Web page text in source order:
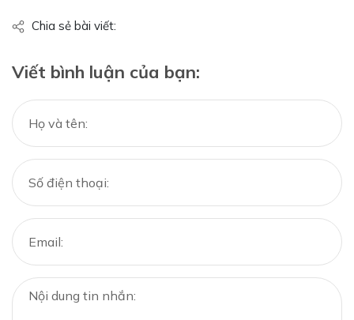
Chia sẻ bài viết:
Viết bình luận của bạn: